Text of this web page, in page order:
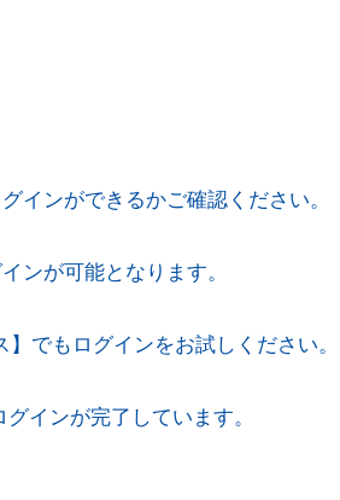
インができるかご確認ください。
ンが可能となります。
でもログインをお試しください。
インが完了しています。